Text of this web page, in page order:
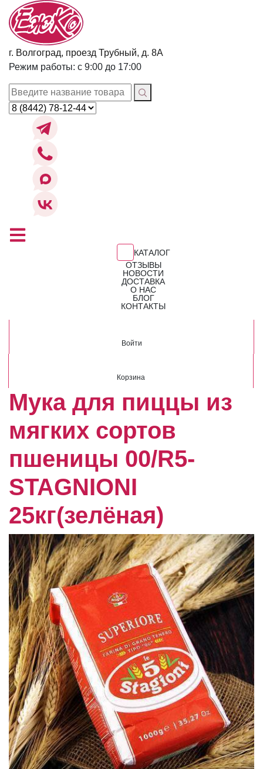
г. Волгоград, проезд Трубный, д. 8А
Режим работы: с 9:00 до 17:00
КАТАЛОГ
ОТЗЫВЫ
НОВОСТИ
ДОСТАВКА
О НАС
БЛОГ
КОНТАКТЫ
Войти
Корзина
Мука для пиццы из
мягких сортов
пшеницы 00/R5-
STAGNIONI
25кг(зелёная)